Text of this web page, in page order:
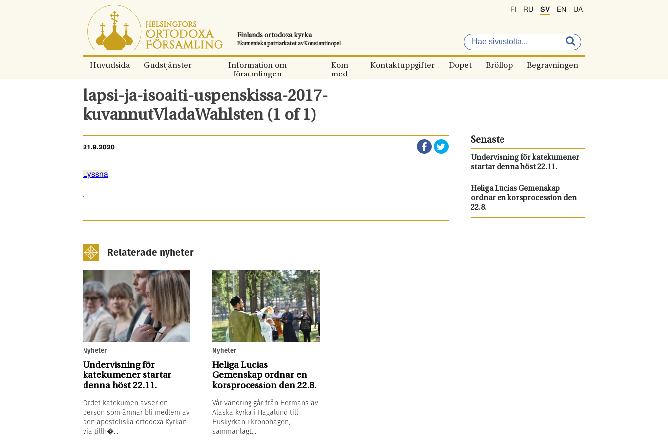
direkt
till
innehållet.
Finlands ortodoxa kyrka
Ekumeniska patriarkatet av Konstantinopel
FI RU SV EN UA
Huvudsida Gudstjänster
Information om
församlingen
Kom
med
Kontaktuppgifter Dopet Bröllop Begravningen
lapsi-ja-isoaiti-uspenskissa-2017-
kuvannutVladaWahlsten (1 of 1)
21.9.2020
Lyssna
Relaterade nyheter
Nyheter
Undervisning för
katekumener startar
denna höst 22.11.
Ordet katekumen avser en
person som ämnar bli medlem av
den apostoliska ortodoxa Kyrkan
via tillh�...
Nyheter
Heliga Lucias
Gemenskap ordnar en
korsprocession den 22.8.
Vår vandring går från Hermans av
Alaska kyrka i Hagalund till
Huskyrkan i Kronohagen,
sammanlagt...
Senaste
Undervisning för katekumener
startar denna höst 22.11.
Heliga Lucias Gemenskap
ordnar en korsprocession den
22.8.